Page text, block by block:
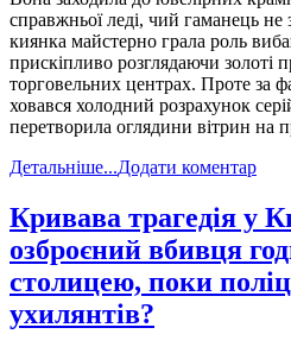
справжньої леді, чий гаманець не
киянка майстерно грала роль
прискіпливо розглядаючи золоті
торговельних центрах. Проте за
ховався холодний розрахунок
перетворила оглядини вітрин на
Детальніше...Додати коментар
​Кривава трагедія у
озброєний вбивця
столицею, поки
ухилянтів?